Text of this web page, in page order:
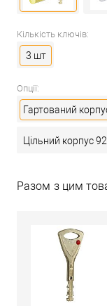
Кількість ключів:
3 шт
Опції:
Гартований
Цільний корпус
Разом з цим